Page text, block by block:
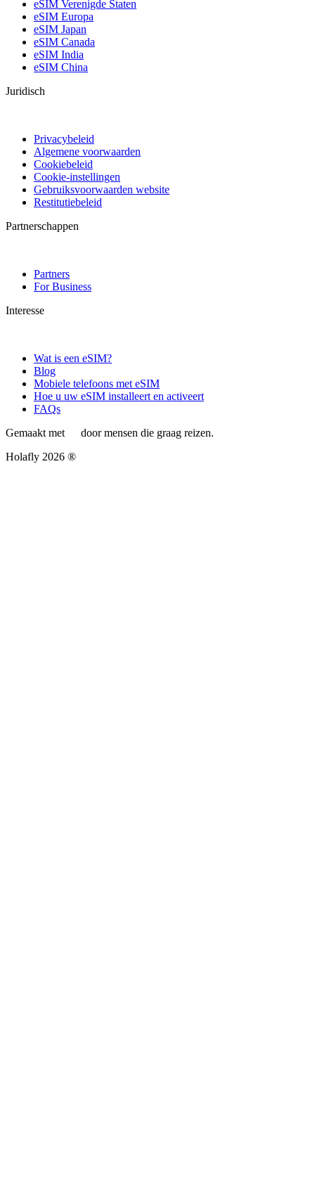
eSIM Verenigde Staten
eSIM Europa
eSIM Japan
eSIM Canada
eSIM India
eSIM China
Juridisch
Privacybeleid
Algemene voorwaarden
Cookiebeleid
Cookie-instellingen
Gebruiksvoorwaarden website
Restitutiebeleid
Partnerschappen
Partners
For Business
Interesse
Wat is een eSIM?
Blog
Mobiele telefoons met eSIM
Hoe u uw eSIM installeert en activeert
FAQs
Gemaakt met
door mensen die graag reizen.
Holafly 2026 ®